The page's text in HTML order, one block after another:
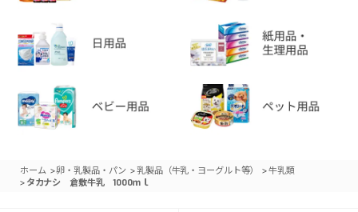
ホーム >卵・乳製品・パン >乳製品（牛乳・ヨーグルト等） >牛乳類
> タカナシ 倉敷牛乳 1000ｍｌ